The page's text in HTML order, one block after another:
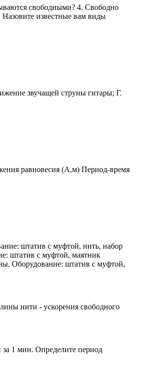
свободными? 4. Свободно
Назовите известные вам виды
звучащей струны гитары; Г.
равновесия (А,м) Период-время
штатив с муфтой, нить, набор
штатив с муфтой, маятник
Оборудование: штатив с муфтой,
нити - ускорения свободного
за 1 мин. Определите период